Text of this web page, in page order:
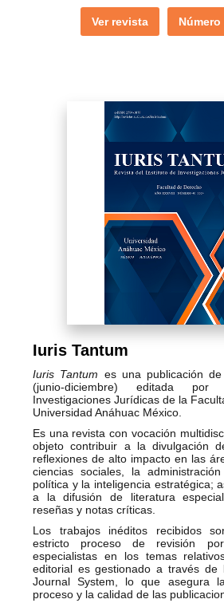
Ver revista
Iuris Tantum
Iuris Tantum es una publicación
(junio-diciembre) editada
Investigaciones Jurídicas de la
Universidad Anáhuac México.
Es una revista con vocación
objeto contribuir a la divulgación
reflexiones de alto impacto en las
ciencias sociales, la
política y la inteligencia estratégica;
a la difusión de literatura
reseñas y notas críticas.
Los trabajos inéditos recibidos
estricto proceso de revisión
especialistas en los temas
editorial es gestionado a través de
Journal System, lo que asegura
proceso y la calidad de las